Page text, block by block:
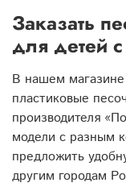
Заказать
для детей
В нашем
пластиковые
производителя
модели с разным
предложить
другим городам